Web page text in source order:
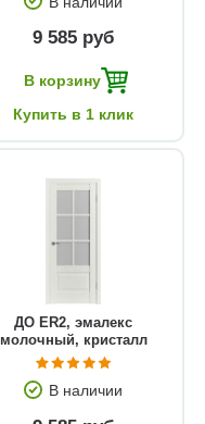
9 585 руб
В корзину
Купить в 1 клик
ДО ЕR2, эмалекс
молочный, кристалл
В наличии